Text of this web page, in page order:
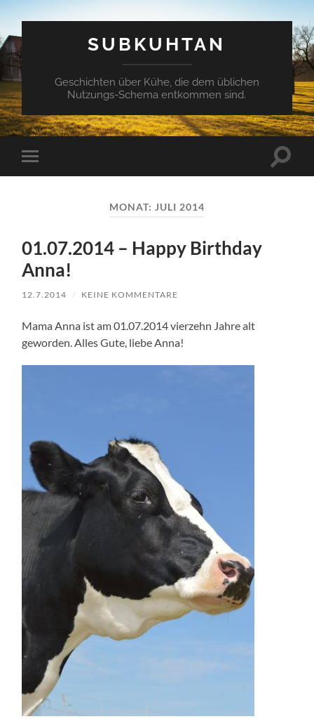
SUBKUHTAN
Geschichten über Kühe, die dem üblichen
Nutzungs-Schema entkommen sind.
Mobile-
Menü
MONAT: JULI 2014
01.07.2014 – Happy Birthday
Anna!
12.7.2014 / KEINE KOMMENTARE
Mama Anna ist am 01.07.2014 vierzehn Jahre alt
geworden. Alles Gute, liebe Anna!